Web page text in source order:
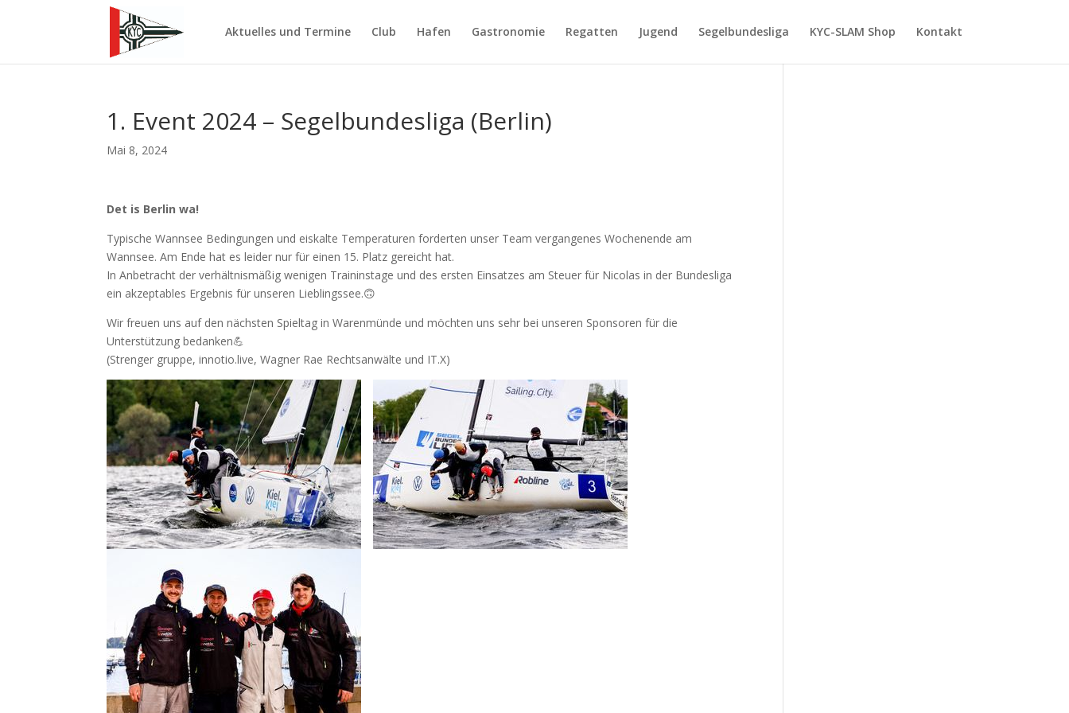
Aktuelles und Termine Club Hafen Gastronomie Regatten Jugend Segelbundesliga KYC-SLAM Shop Kontakt
1. Event 2024 – Segelbundesliga (Berlin)
Mai 8, 2024
Det is Berlin wa!
Typische Wannsee Bedingungen und eiskalte Temperaturen forderten unser Team vergangenes Wochenende am
Wannsee. Am Ende hat es leider nur für einen 15. Platz gereicht hat.
In Anbetracht der verhältnismäßig wenigen Traininstage und des ersten Einsatzes am Steuer für Nicolas in der Bundesliga
ein akzeptables Ergebnis für unseren Lieblingssee.🙃
Wir freuen uns auf den nächsten Spieltag in Warenmünde und möchten uns sehr bei unseren Sponsoren für die
Unterstützung bedanken💪
(Strenger gruppe, innotio.live, Wagner Rae Rechtsanwälte und IT.X)